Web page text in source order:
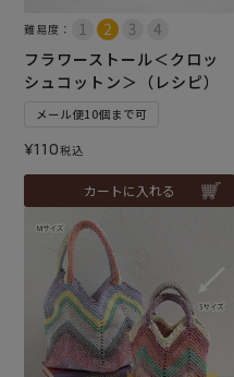
難易度：
フラワーストール＜クロッ
シュコットン＞（レシピ）
メール便10個まで可
¥110税込
カートに入れる